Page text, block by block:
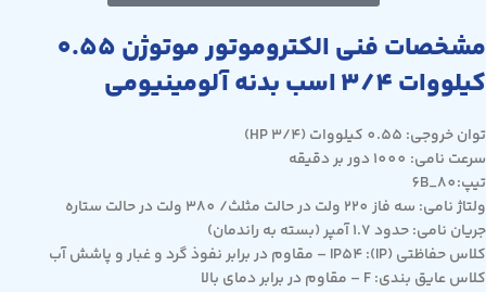
مشخصات فنی الکتروموتور موتوژن 0.55
کیلووات 3/4
اسب بدنه آلومینیومی
توان خروجی: 0.55 کیلووات (3/4 HP)
سرعت نامی: 1000 دور بر دقیقه
تیپ:80_6B
ولتاژ نامی: سه فاز 220 ولت در حالت مثلث/ 380 ولت در حالت ستاره
جریان نامی: حدود 1.7 آمپر (بسته به راندمان)
کلاس حفاظتی (IP): IP54 – مقاوم در برابر نفوذ گرد و غبار و پاشش آب
کلاس عایق بندی: F – مقاوم در برابر دمای بالا